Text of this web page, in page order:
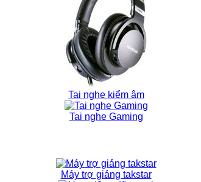
Tai nghe kiểm âm
Tai nghe Gaming
Máy trợ giảng takstar